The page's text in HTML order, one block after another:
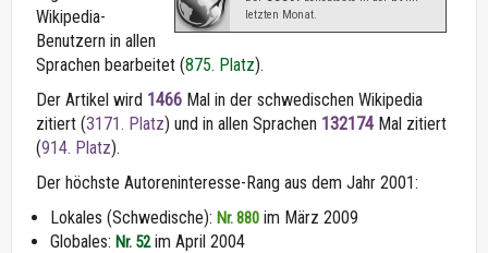
letzten Monat.
Wikipedia-
Benutzern in allen
Sprachen bearbeitet (875. Platz).
Der Artikel wird 1466 Mal in der schwedischen Wikipedia
zitiert (3171. Platz) und in allen Sprachen 132174 Mal zitiert
(914. Platz).
Der höchste Autoreninteresse-Rang aus dem Jahr 2001:
Lokales (Schwedische): Nr. 880 im März 2009
Globales: Nr. 52im April 2004